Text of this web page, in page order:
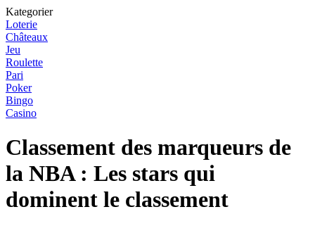
Kategorier
Loterie
Châteaux
Jeu
Roulette
Pari
Poker
Bingo
Casino
Classement des marqueurs de
la NBA : Les stars qui
dominent le classement